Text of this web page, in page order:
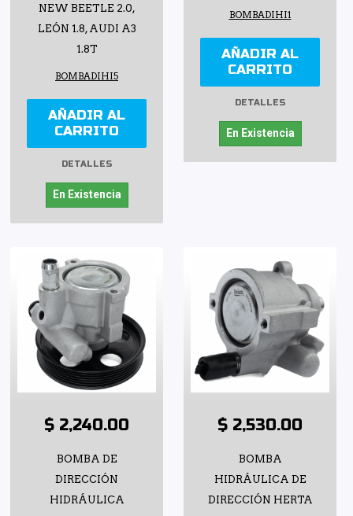
NEW BEETLE 2.0,
LEÓN 1.8, AUDI A3
1.8T
BOMBADIHI5
AÑADIR AL
CARRITO
DETALLES
En Existencia
BOMBADIHI1
AÑADIR AL
CARRITO
DETALLES
En Existencia
$ 2,240.00
BOMBA DE
DIRECCIÓN
HIDRÁULICA
$ 2,530.00
BOMBA
HIDRÁULICA DE
DIRECCIÓN HERTA